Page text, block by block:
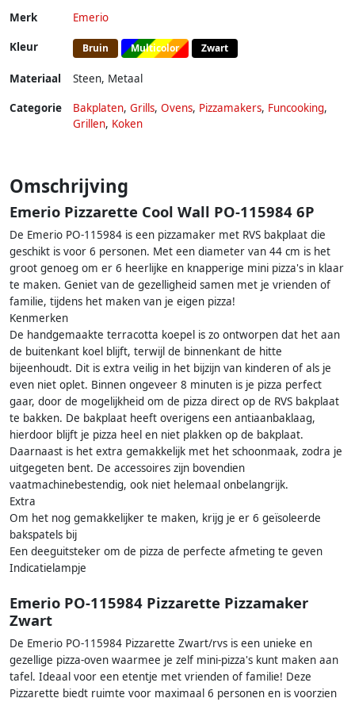
Merk Emerio
Kleur Bruin Multicolor Zwart
Materiaal Steen, Metaal
Categorie Bakplaten, Grills, Ovens, Pizzamakers, Funcooking,
Grillen, Koken
Omschrijving
Emerio Pizzarette Cool Wall PO-115984 6P
De Emerio PO-115984 is een pizzamaker met RVS bakplaat die
geschikt is voor 6 personen. Met een diameter van 44 cm is het
groot genoeg om er 6 heerlijke en knapperige mini pizza's in klaar
te maken. Geniet van de gezelligheid samen met je vrienden of
familie, tijdens het maken van je eigen pizza!
Kenmerken
De handgemaakte terracotta koepel is zo ontworpen dat het aan
de buitenkant koel blijft, terwijl de binnenkant de hitte
bijeenhoudt. Dit is extra veilig in het bijzijn van kinderen of als je
even niet oplet. Binnen ongeveer 8 minuten is je pizza perfect
gaar, door de mogelijkheid om de pizza direct op de RVS bakplaat
te bakken. De bakplaat heeft overigens een antiaanbaklaag,
hierdoor blijft je pizza heel en niet plakken op de bakplaat.
Daarnaast is het extra gemakkelijk met het schoonmaak, zodra je
uitgegeten bent. De accessoires zijn bovendien
vaatmachinebestendig, ook niet helemaal onbelangrijk.
Extra
Om het nog gemakkelijker te maken, krijg je er 6 geïsoleerde
bakspatels bij
Een deeguitsteker om de pizza de perfecte afmeting te geven
Indicatielampje
Emerio PO-115984 Pizzarette Pizzamaker
Zwart
De Emerio PO-115984 Pizzarette Zwart/rvs is een unieke en
gezellige pizza-oven waarmee je zelf mini-pizza's kunt maken aan
tafel. Ideaal voor een etentje met vrienden of familie! Deze
Pizzarette biedt ruimte voor maximaal 6 personen en is voorzien